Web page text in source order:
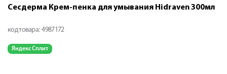
Сесдерма Крем-пенка для умывания Hidraven 300мл
код товара: 4987172
Яндекс Сплит